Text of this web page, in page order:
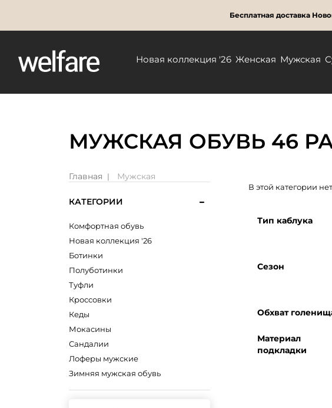
Бесплатная доставка
Новая коллекция '26 Женская Мужская
МУЖСКАЯ ОБУВЬ 46
Главная Мужская
КАТЕГОРИИ
Комфортная обувь
Новая коллекция '26
Ботинки
Полуботинки
Туфли
Кроссовки
Кеды
Мокасины
Сандалии
Лоферы мужские
Зимняя мужская обувь
В этой категории
Тип каблука
Сезон
Обхват
Материал
подкладки